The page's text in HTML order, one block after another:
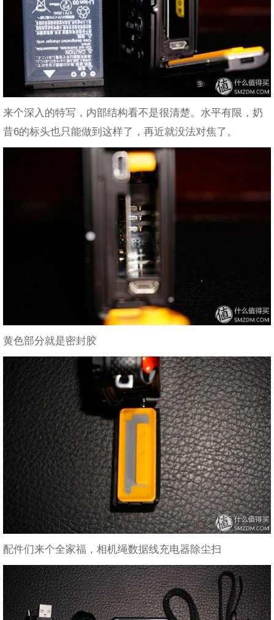
来个深入的特写，内部结构看不是很清楚。水平有限，奶
昔6的标头也只能做到这样了，再近就没法对焦了。
黄色部分就是密封胶
配件们来个全家福，相机绳数据线充电器除尘扫